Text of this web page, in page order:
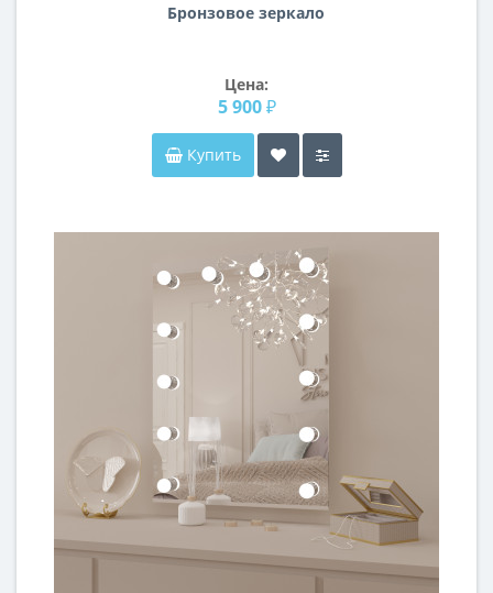
Бронзовое зеркало
Цена:
5 900 ₽
Купить